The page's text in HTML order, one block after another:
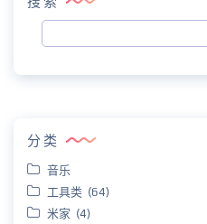
分类
音乐
工具类 (64)
米家 (4)